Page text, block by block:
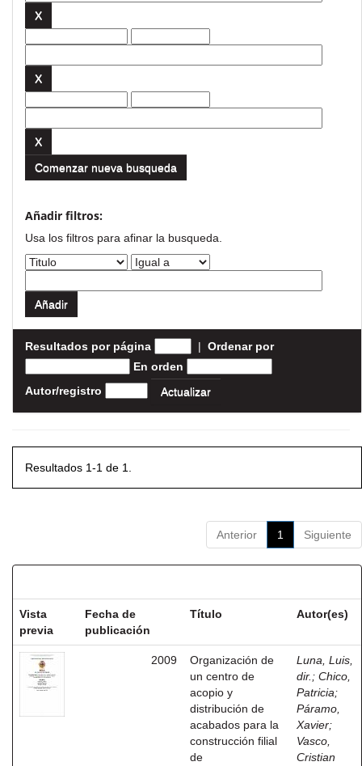
Comenzar nueva busqueda
Añadir filtros:
Usa los filtros para afinar la busqueda.
Resultados por página | Ordenar por
En orden
Autor/registro
Resultados 1-1 de 1.
Anterior 1 Siguiente
Vista
previa
Fecha de
publicación
Título Autor(es)
2009
Organización de
un centro de
acopio y
distribución de
acabados para la
construcción filial
de
Luna, Luis,
dir. ; Chico,
Patricia;
Páramo,
Xavier;
Vasco,
Cristian